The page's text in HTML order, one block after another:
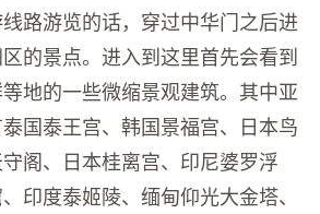
路游览的话，穿过中华门之后进
的景点。进入到这里首先会看到
地的一些微缩景观建筑。其中亚
国泰王宫、韩国景福宫、日本鸟
阁、日本桂离宫、印尼婆罗浮
印度泰姬陵、缅甸仰光大金塔、